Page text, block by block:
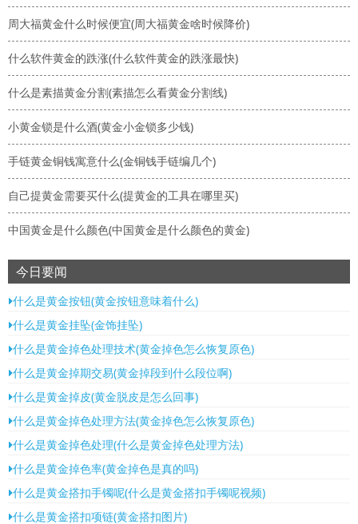
周大福黄金什么时候便宜(周大福黄金啥时候降价)
什么软件黄金的跌涨(什么软件黄金的跌涨最快)
什么是素描黄金分割(素描怎么看黄金分割线)
小黄金锁是什么酒(黄金小金锁多少钱)
手链黄金铜钱寓意什么(金铜钱手链编几个)
自己提黄金需要买什么(提黄金的工具在哪里买)
中国黄金是什么颜色(中国黄金是什么颜色的黄金)
今日要闻
什么是黄金按钮(黄金按钮意味着什么)
什么是黄金挂坠(金饰挂坠)
什么是黄金掉色处理技术(黄金掉色怎么恢复原色)
什么是黄金掉期交易(黄金掉段到什么段位啊)
什么是黄金掉皮(黄金脱皮是怎么回事)
什么是黄金掉色处理方法(黄金掉色怎么恢复原色)
什么是黄金掉色处理(什么是黄金掉色处理方法)
什么是黄金掉色率(黄金掉色是真的吗)
什么是黄金搭扣手镯呢(什么是黄金搭扣手镯呢视频)
什么是黄金搭扣项链(黄金搭扣图片)